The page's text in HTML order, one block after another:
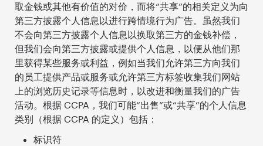
取金钱或其他有价值的对价，而将“共享”的相关定义为向
第三方披露个人信息以进行跨情境行为广告。虽然我们
不会向第三方披露个人信息以换取第三方的金钱补偿，
但我们会向第三方披露或提供个人信息，以便从他们那
里获得某些服务或利益，例如当我们允许第三方向我们
的员工提供产品或服务或允许第三方标签收集我们网站
上的浏览历史记录等信息时，以改进和衡量我们的广告
活动。根据 CCPA，我们可能“出售”或“共享”的个人信息
类别（根据 CCPA 的定义）包括：
标识符